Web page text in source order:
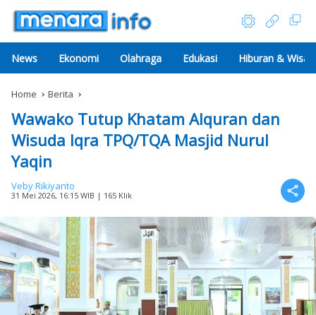
News Ekonomi Olahraga Edukasi Hiburan &
Home Berita
Wawako Tutup Khatam Alquran dan
Wisuda Iqra TPQ/TQA Masjid Nurul
Yaqin
Veby Rikiyanto
31 Mei 2026, 16:15 WIB | 165 Klik